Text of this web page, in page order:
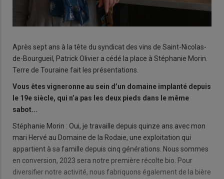
Après sept ans à la tête du syndicat des vins de Saint-Nicolas-
de-Bourgueil, Patrick Olivier a cédé la place à Stéphanie Morin.
Terre de Touraine fait les présentations.
Vous êtes vigneronne au sein d’un domaine implanté depuis
le 19e siècle, qui n’a pas les deux pieds dans le même
sabot...
Stéphanie Morin : Oui, je travaille depuis quinze ans avec mon
mari Hervé au Domaine de la Rodaie, une exploitation qui
appartient à sa famille depuis cinq générations. Nous sommes
en conversion, 2023 sera notre première récolte bio. Pour
diversifier notre activité, nous fabriquons également de la bière